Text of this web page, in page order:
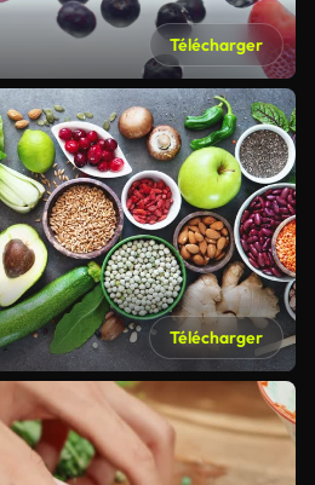
Télécharger
Télécharger